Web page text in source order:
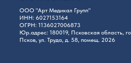
Пациентам
ДЕТИ
ООО "Арт Медикал Групп"
ИНН: 6027153164
ОГРН: 1136027006873
Юр.адрес: 180019, Псковская область,
Псков, ул. Труда, д. 58, помещ. 2026